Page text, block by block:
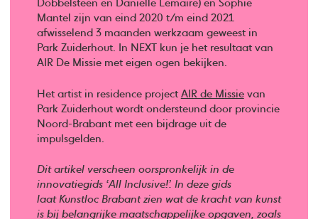
Dobbelsteen en Danielle Lemaire) en Sophie
Mantel zijn van eind 2020 t/m eind 2021
afwisselend 3 maanden werkzaam geweest in
Park Zuiderhout. In NEXT kun je het resultaat van
AIR De Missie met eigen ogen bekijken.
Het artist in residence project AIR de Missievan
Park Zuiderhout wordt ondersteund door provincie
Noord-Brabant met een bijdrage uit de
impulsgelden.
Dit artikel verscheen oorspronkelijk in de
innovatiegids ‘All Inclusive!’. In deze gids
laat Kunstloc Brabant zien wat de kracht van kunst
is bij belangrijke maatschappelijke opgaven, zoals